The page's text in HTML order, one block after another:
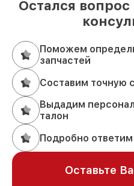
Остался
Поможем
запчастей
Составим точную
Выдадим
талон
Подробно
Оставьте